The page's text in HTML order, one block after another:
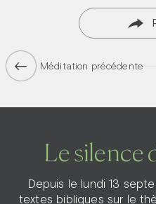
Méditation précédente
Le silence
Depuis le lundi 13
textes bibliques sur le